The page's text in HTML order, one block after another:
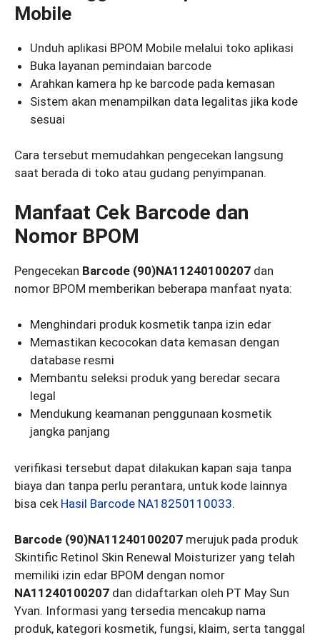
Mobile
Unduh aplikasi BPOM Mobile melalui toko aplikasi
Buka layanan pemindaian barcode
Arahkan kamera hp ke barcode pada kemasan
Sistem akan menampilkan data legalitas jika kode
sesuai
Cara tersebut memudahkan pengecekan langsung
saat berada di toko atau gudang penyimpanan.
Manfaat Cek Barcode dan
Nomor BPOM
Pengecekan Barcode (90)NA11240100207 dan
nomor BPOM memberikan beberapa manfaat nyata:
Menghindari produk kosmetik tanpa izin edar
Memastikan kecocokan data kemasan dengan
database resmi
Membantu seleksi produk yang beredar secara
legal
Mendukung keamanan penggunaan kosmetik
jangka panjang
verifikasi tersebut dapat dilakukan kapan saja tanpa
biaya dan tanpa perlu perantara, untuk kode lainnya
bisa cek Hasil Barcode NA18250110033.
Barcode (90)NA11240100207 merujuk pada produk
Skintific Retinol Skin Renewal Moisturizer yang telah
memiliki izin edar BPOM dengan nomor
NA11240100207 dan didaftarkan oleh PT May Sun
Yvan. Informasi yang tersedia mencakup nama
produk, kategori kosmetik, fungsi, klaim, serta tanggal